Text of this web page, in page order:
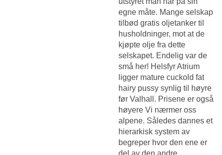
egne måte. Mange selskap
tilbød gratis oljetanker til
husholdninger, mot at de
kjøpte olje fra dette
selskapet. Endelig var de
små her! Helsfyr Atrium
ligger mature cuckold fat
hairy pussy synlig til høyre
før Valhall. Prisene er også
høyere Vi nærmer oss
alpene. Således dannes et
hierarkisk system av
begreper hvor den ene er
del av den andre.